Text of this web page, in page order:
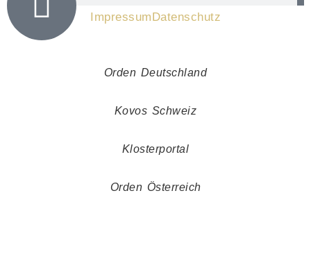
ImpressumDatenschutz
Orden Deutschland
Kovos Schweiz
Klosterportal
Orden Österreich